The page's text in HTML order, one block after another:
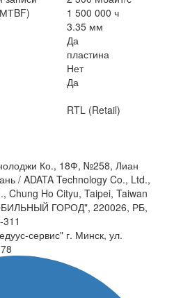
1 500 000 ч
3.35 мм
Да
пластина
Нет
Да
RTL (Retail)
Ко., 18Ф, №258, Лиан
/ ADATA Technology Co., Ltd.,
Chung Ho Cityu, Taipei, Taiwan
ГОРОД", 220026, РБ,
сервис" г. Минск, ул.